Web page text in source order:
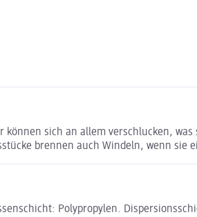
sich an allem verschlucken,
brennen auch Windeln, wenn sie
Polypropylen.